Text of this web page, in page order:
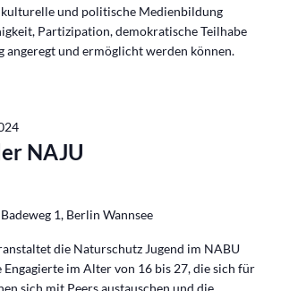
und politische Medienbildung
Partizipation, demokratische Teilhabe
und ermöglicht werden können.
NAJU
Badeweg 1, Berlin Wannsee
die Naturschutz Jugend im NABU
im Alter von 16 bis 27, die sich für
sich mit Peers austauschen und die